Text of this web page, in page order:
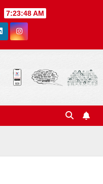
7:23:49 AM